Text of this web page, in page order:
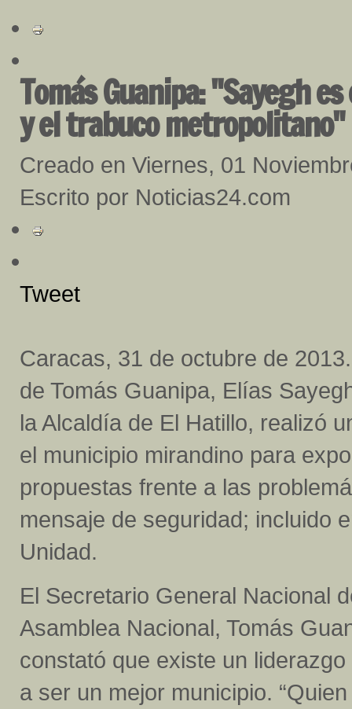
Tomás Guanipa: "Sayegh
y el trabuco metropolitano"
Creado en Viernes, 01
Escrito por Noticias24.com
Tweet
Caracas, 31 de octubre de
de Tomás Guanipa, Elías
la Alcaldía de El Hatillo, realizó
el municipio mirandino para
propuestas frente a las
mensaje de seguridad; incluido
Unidad.
El Secretario General Nacional
Asamblea Nacional, Tomás
constató que existe un
a ser un mejor municipio.